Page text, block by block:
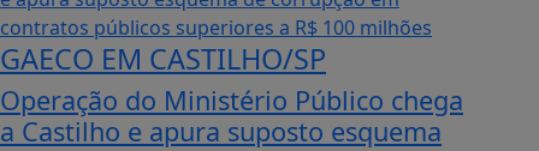
GAECO EM CASTILHO/SP
Operação do Ministério Público chega
a Castilho e apura suposto esquema